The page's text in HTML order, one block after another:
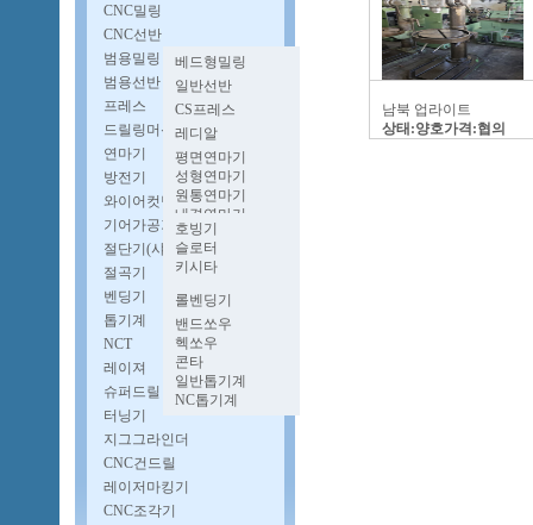
베드형밀링
복합밀링
A타입밀링
멍텅구리밀링
양두밀링
호리젠탈밀링
일반선반
오방구선반
벤치레스
프로콘
단능반
CS프레스
파워프레스
유압프레스
다이스포팅기
너클프레스
펨프레스
고속프레스
레디알
업라이트
자동탭핑기
보루방
CNC다축드릴
자동드릴기
평면연마기
성형연마기
원통연마기
내경연마기
로타리연마기
공구연마기
CNC원통연마기
CNC내경연마기
호빙기
슬로터
키시타
롤벤딩기
파이프벤딩기
밴드쏘우
헥쏘우
콘타
일반톱기계
NC톱기계
CNC밀링
CNC선반
범용밀링
범용선반
프레스
드릴링머신
연마기
방전기
와이어컷팅기
기어가공기
절단기(샤링기)
절곡기
벤딩기
톱기계
NCT
레이져
슈퍼드릴
터닝기
지그그라인더
CNC건드릴
레이저마킹기
CNC조각기
남북 업라이트
상태:양호가격:협의